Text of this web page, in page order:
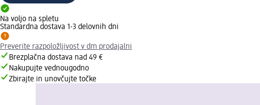
Na voljo na spletu
Standardna dostava 1-3 delovnih dni
Preverite razpoložljivost v dm prodajalni
Brezplačna dostava nad 49 €
Nakupujte vednougodno
Zbirajte in unovčujte točke